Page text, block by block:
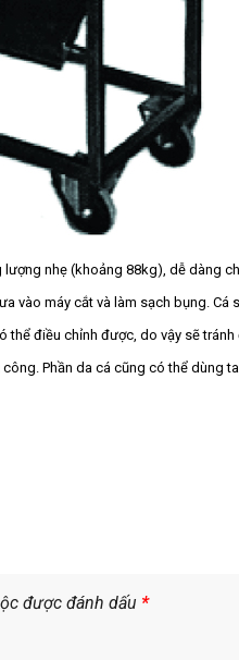
nhẹ (khoảng 88kg), dễ dàng
vào máy cắt và làm sạch bụng. Cá
thể điều chỉnh được, do vậy sẽ
Phần da cá cũng có thể dùng
được đánh dấu *